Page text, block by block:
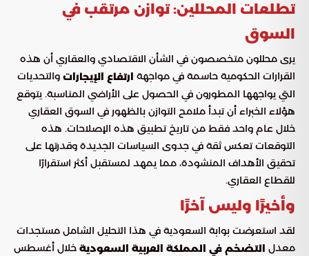
تطلعات المحللين: توازن مرتقب في
السوق
يرى محللون متخصصون في الشأن الاقتصادي والعقاري أن هذه
القرارات الحكومية حاسمة في مواجهة ارتفاع الإيجارات والتحديات
التي يواجهها المطورون في الحصول على الأراضي المناسبة. يتوقع
هؤلاء الخبراء أن تبدأ ملامح التوازن بالظهور في السوق العقاري
خلال عام واحد فقط من تاريخ تطبيق هذه الإصلاحات. هذه
التوقعات تعكس ثقة في جدوى السياسات الجديدة وقدرتها على
تحقيق الأهداف المنشودة، مما يمهد لمستقبل أكثر استقرارًا
للقطاع العقاري.
وأخيرًا وليس آخرًا
لقد استعرضت بوابة السعودية في هذا التحليل الشامل مستجدات
معدل التضخم في المملكة العربية السعودية خلال أغسطس